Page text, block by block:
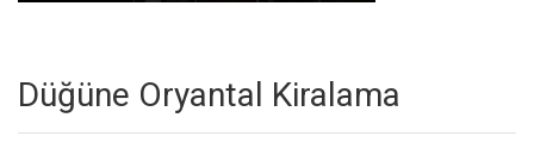
Düğüne Oryantal Kiralama